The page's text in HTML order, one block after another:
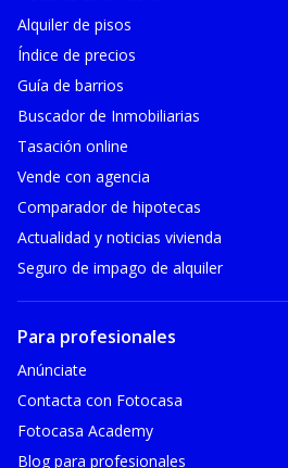
Alquiler de pisos
Índice de precios
Guía de barrios
Buscador de Inmobiliarias
Tasación online
Vende con agencia
Comparador de hipotecas
Actualidad y noticias vivienda
Seguro de impago de alquiler
Para profesionales
Anúnciate
Contacta con Fotocasa
Fotocasa Academy
Blog para profesionales